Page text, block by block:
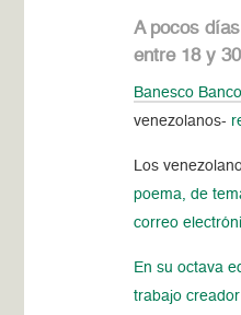
A pocos
entre 18 y
Banesco
venezolanos-
Los
poema, de
correo
En su octava
trabajo